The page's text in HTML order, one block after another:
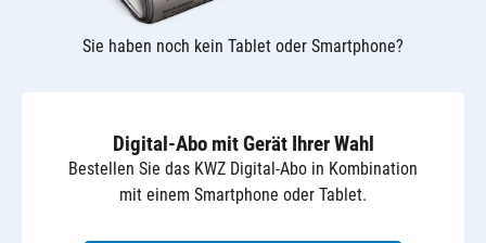
Sie haben noch kein Tablet oder Smartphone?
Digital-Abomit Gerät Ihrer Wahl
Bestellen Sie das KWZ Digital-Abo in Kombination
mit einem Smartphone oder Tablet.